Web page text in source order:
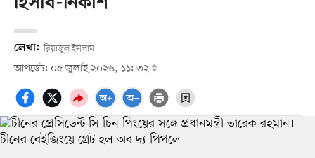
লেখা: রিয়াজুল ইসলাম
আপডেট: ০৫ জুলাই ২০২৬, ১১: ৩২